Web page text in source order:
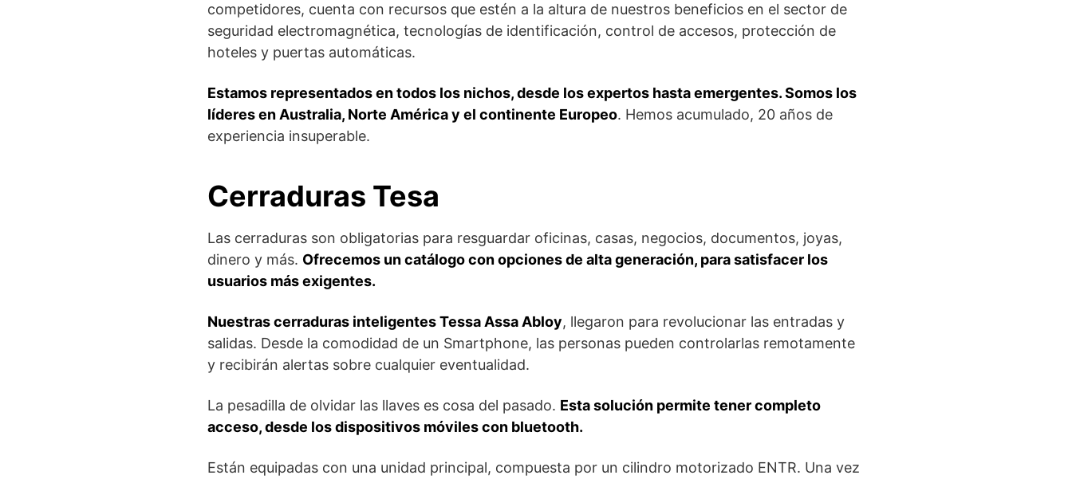
competidores, cuenta con recursos que estén a la altura de nuestros beneficios en el sector de
seguridad electromagnética, tecnologías de identificación, control de accesos, protección de
hoteles y puertas automáticas.
Estamos representados en todos los nichos, desde los expertos hasta emergentes. Somos los
líderes en Australia, Norte América y el continente Europeo. Hemos acumulado, 20 años de
experiencia insuperable.
Cerraduras Tesa
Las cerraduras son obligatorias para resguardar oficinas, casas, negocios, documentos, joyas,
dinero y más. Ofrecemos un catálogo con opciones de alta generación, para satisfacer los
usuarios más exigentes.
Nuestras cerraduras inteligentes Tessa Assa Abloy, llegaron para revolucionar las entradas y
salidas. Desde la comodidad de un Smartphone, las personas pueden controlarlas remotamente
y recibirán alertas sobre cualquier eventualidad.
La pesadilla de olvidar las llaves es cosa del pasado. Esta solución permite tener completo
acceso, desde los dispositivos móviles con bluetooth.
Están equipadas con una unidad principal, compuesta por un cilindro motorizado ENTR. Una vez